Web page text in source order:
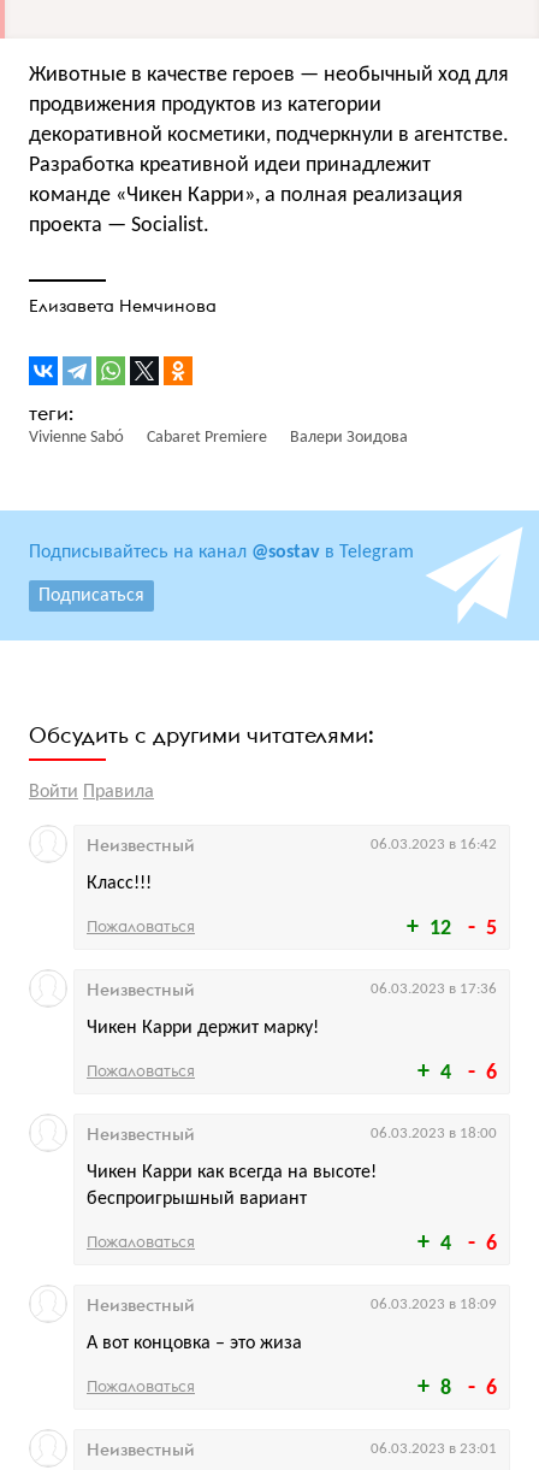
Животные в качестве героев — необычный ход для
продвижения продуктов из категории
декоративной косметики, подчеркнули в агентстве.
Разработка креативной идеи принадлежит
команде «Чикен Карри», а полная реализация
проекта — Socialist.
Елизавета Немчинова
Vivienne Sabо́ Cabaret Premiere Валери Зоидова
Подписывайтесь на канал @sostav в Telegram
Подписаться
Обсудить с другими читателями:
Войти Правила
12 5
Класс!!!
Неизвестный 06.03.2023 в 16:42
Пожаловаться
4 6
Чикен Карри держит марку!
Неизвестный 06.03.2023 в 17:36
Пожаловаться
4 6
Чикен Карри как всегда на высоте!
беспроигрышный вариант
Неизвестный 06.03.2023 в 18:00
Пожаловаться
8 6
А вот концовка – это жиза
Неизвестный 06.03.2023 в 18:09
Пожаловаться
Неизвестный 06.03.2023 в 23:01